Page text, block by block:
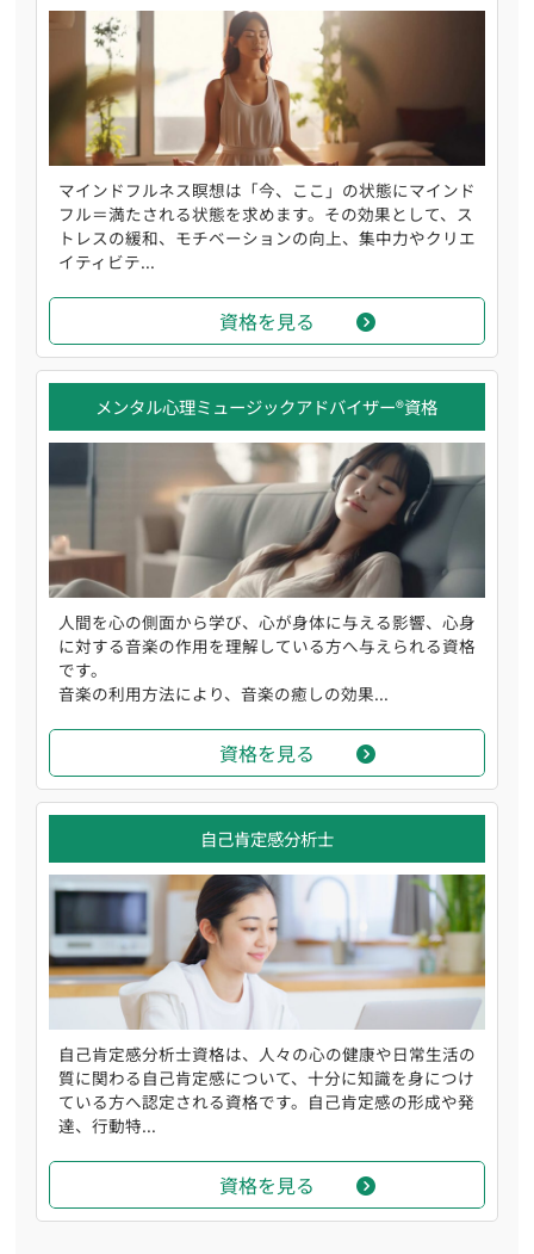
マインドフルネス瞑想は「今、ここ」の状態にマインド
フル＝満たされる状態を求めます。その効果として、ス
トレスの緩和、モチベーションの向上、集中力やクリエ
イティビテ...
資格を見る
メンタル心理ミュージックアドバイザー®資格
人間を心の側面から学び、心が身体に与える影響、心身
に対する音楽の作用を理解している方へ与えられる資格
です。
音楽の利用方法により、音楽の癒しの効果...
資格を見る
自己肯定感分析士
自己肯定感分析士資格は、人々の心の健康や日常生活の
質に関わる自己肯定感について、十分に知識を身につけ
ている方へ認定される資格です。自己肯定感の形成や発
達、行動特...
資格を見る